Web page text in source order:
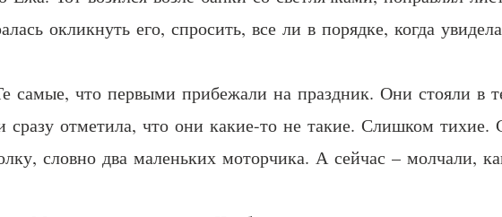
окликнуть его, спросить, все ли в порядке, когда
что первыми прибежали на праздник. Они стояли в
сразу отметила, что они какие-то не такие. Слишком
словно два маленьких моторчика. А сейчас – молчали,